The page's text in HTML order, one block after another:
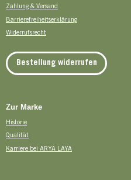
Zahlung & Versand
Barrierefreiheitserklärung
Widerrufsrecht
Bestellung widerrufen
Zur Marke
Historie
Qualität
Karriere bei ARYA LAYA